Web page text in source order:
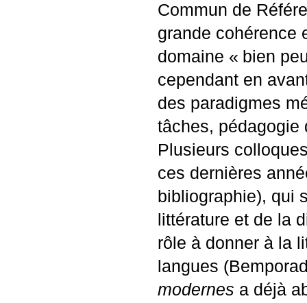
Commun de
grande cohérence
domaine « bien
cependant en
des paradigmes
tâches, pédagogie
Plusieurs
ces dernières
bibliographie), qui
littérature et de la
rôle à donner à la
langues
modernes a déjà